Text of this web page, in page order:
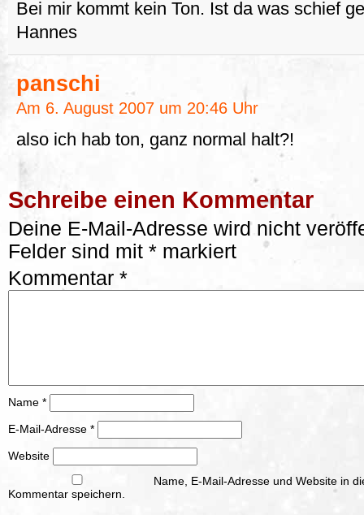
Bei mir kommt kein Ton. Ist da was schief
Hannes
panschi
Am 6. August 2007 um 20:46 Uhr
also ich hab ton, ganz normal halt?!
Schreibe einen Kommentar
Deine E-Mail-Adresse wird nicht
Felder sind mit * markiert
Kommentar *
Name *
E-Mail-Adresse *
Website
Name, E-Mail-Adresse und Website in
Kommentar speichern.